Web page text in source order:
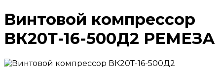
Винтовой компрессор
ВК20Т-16-500Д2 РЕМЕЗА